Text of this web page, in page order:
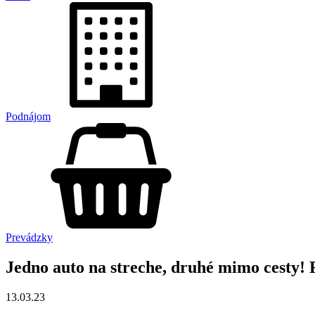
Podnájom
Prevádzky
Jedno auto na streche, druhé mimo cesty!
13.03.23